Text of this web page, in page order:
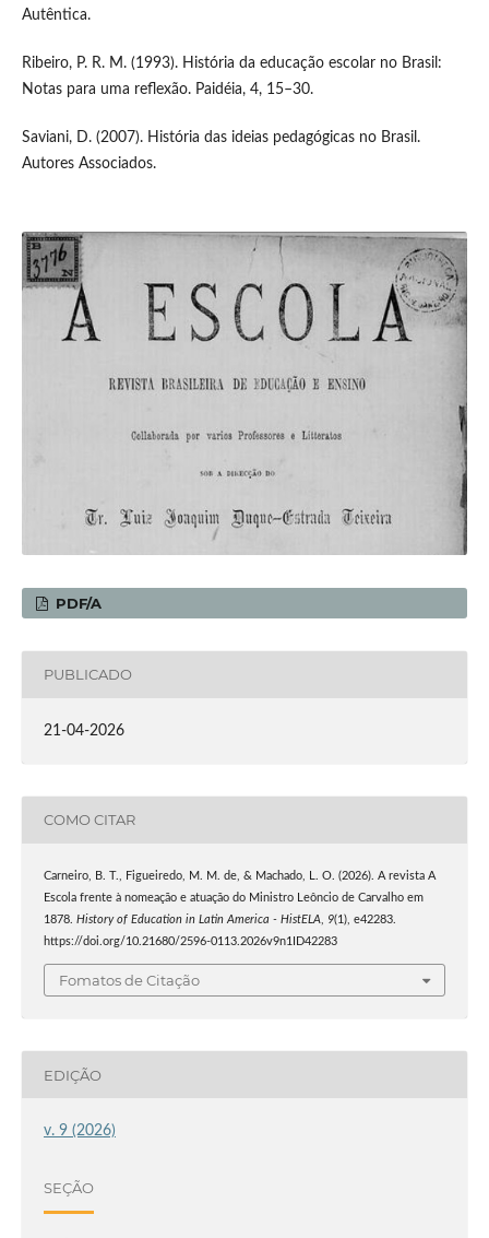
Autêntica.
Ribeiro, P. R. M. (1993). História da educação escolar no Brasil:
Notas para uma reflexão. Paidéia, 4, 15–30.
Saviani, D. (2007). História das ideias pedagógicas no Brasil.
Autores Associados.
PDF/A
PUBLICADO
21-04-2026
COMO CITAR
Carneiro, B. T., Figueiredo, M. M. de, & Machado, L. O. (2026). A revista A
Escola frente à nomeação e atuação do Ministro Leôncio de Carvalho em
1878. History of Education in Latin America - HistELA, 9(1), e42283.
https://doi.org/10.21680/2596-0113.2026v9n1ID42283
Fomatos de Citação
EDIÇÃO
v. 9 (2026)
SEÇÃO